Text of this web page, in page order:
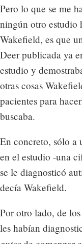
Pero lo que se me
ningún otro estudio
Wakefield, es que
Deer publicada ya
estudio y
otras cosas
pacientes para
buscaba.
En concreto, sólo a
en el estudio -una
se le diagnosticó
decía Wakefield.
Por otro lado, de
les habían